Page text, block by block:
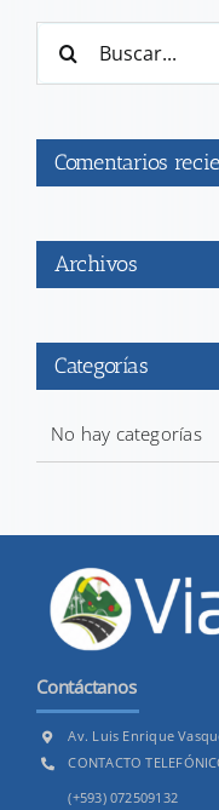
Comentarios
Archivos
Categorías
No hay categorías
Contáctanos
Av. Luis Enrique
CONTACTO
(+593) 072509132